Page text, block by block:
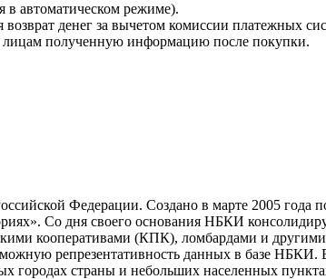
в автоматическом режиме).
денег за вычетом комиссии платежных
лицам полученную информацию после покупки.
Федерации. Создано в марте 2005 года
Со дня своего основания НБКИ
кооперативами (КПК), ломбардами и
репрезентативность данных в базе
страны и небольших населенных